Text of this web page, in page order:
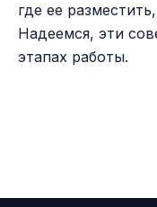
где ее
Надеемся, эти
этапах работы.